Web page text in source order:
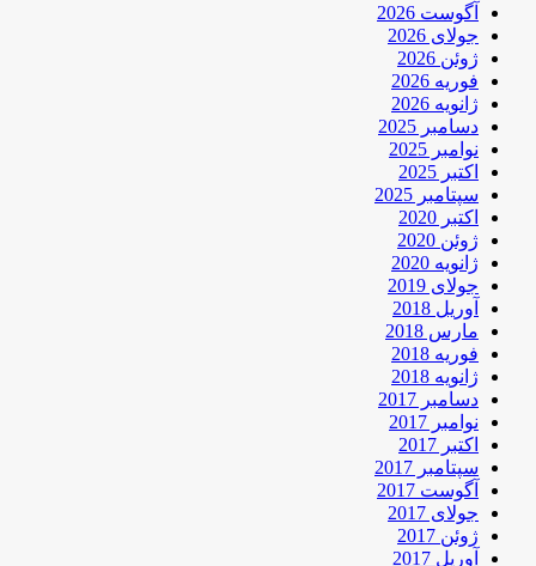
آگوست 2026
جولای 2026
ژوئن 2026
فوریه 2026
ژانویه 2026
دسامبر 2025
نوامبر 2025
اکتبر 2025
سپتامبر 2025
اکتبر 2020
ژوئن 2020
ژانویه 2020
جولای 2019
آوریل 2018
مارس 2018
فوریه 2018
ژانویه 2018
دسامبر 2017
نوامبر 2017
اکتبر 2017
سپتامبر 2017
آگوست 2017
جولای 2017
ژوئن 2017
آوریل 2017